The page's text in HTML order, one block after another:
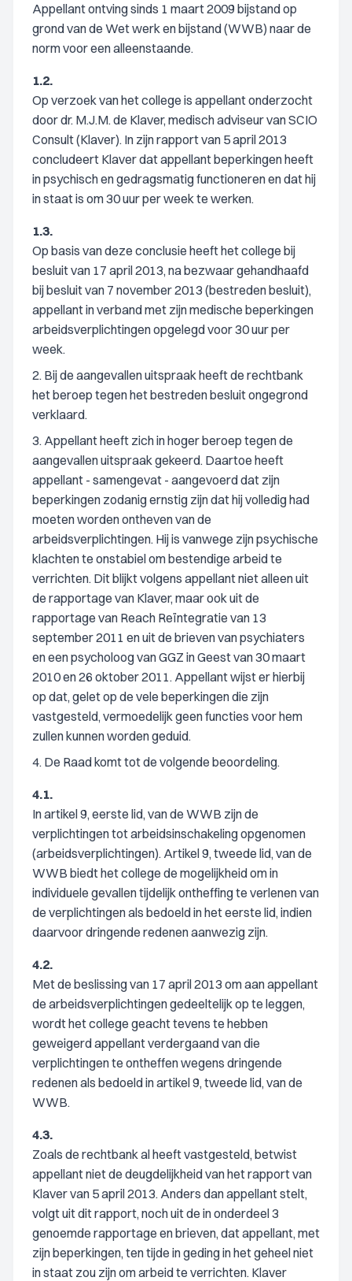
Appellant ontving sinds 1 maart 2009 bijstand op
grond van de Wet werk en bijstand (WWB) naar de
norm voor een alleenstaande.
1.2.
Op verzoek van het college is appellant onderzocht
door dr. M.J.M. de Klaver, medisch adviseur van SCIO
Consult (Klaver). In zijn rapport van 5 april 2013
concludeert Klaver dat appellant beperkingen heeft
in psychisch en gedragsmatig functioneren en dat hij
in staat is om 30 uur per week te werken.
1.3.
Op basis van deze conclusie heeft het college bij
besluit van 17 april 2013, na bezwaar gehandhaafd
bij besluit van 7 november 2013 (bestreden besluit),
appellant in verband met zijn medische beperkingen
arbeidsverplichtingen opgelegd voor 30 uur per
week.
2. Bij de aangevallen uitspraak heeft de rechtbank
het beroep tegen het bestreden besluit ongegrond
verklaard.
3. Appellant heeft zich in hoger beroep tegen de
aangevallen uitspraak gekeerd. Daartoe heeft
appellant - samengevat - aangevoerd dat zijn
beperkingen zodanig ernstig zijn dat hij volledig had
moeten worden ontheven van de
arbeidsverplichtingen. Hij is vanwege zijn psychische
klachten te onstabiel om bestendige arbeid te
verrichten. Dit blijkt volgens appellant niet alleen uit
de rapportage van Klaver, maar ook uit de
rapportage van Reach Reïntegratie van 13
september 2011 en uit de brieven van psychiaters
en een psycholoog van GGZ in Geest van 30 maart
2010 en 26 oktober 2011. Appellant wijst er hierbij
op dat, gelet op de vele beperkingen die zijn
vastgesteld, vermoedelijk geen functies voor hem
zullen kunnen worden geduid.
4. De Raad komt tot de volgende beoordeling.
4.1.
In artikel 9, eerste lid, van de WWB zijn de
verplichtingen tot arbeidsinschakeling opgenomen
(arbeidsverplichtingen). Artikel 9, tweede lid, van de
WWB biedt het college de mogelijkheid om in
individuele gevallen tijdelijk ontheffing te verlenen van
de verplichtingen als bedoeld in het eerste lid, indien
daarvoor dringende redenen aanwezig zijn.
4.2.
Met de beslissing van 17 april 2013 om aan appellant
de arbeidsverplichtingen gedeeltelijk op te leggen,
wordt het college geacht tevens te hebben
geweigerd appellant verdergaand van die
verplichtingen te ontheffen wegens dringende
redenen als bedoeld in artikel 9, tweede lid, van de
WWB.
4.3.
Zoals de rechtbank al heeft vastgesteld, betwist
appellant niet de deugdelijkheid van het rapport van
Klaver van 5 april 2013. Anders dan appellant stelt,
volgt uit dit rapport, noch uit de in onderdeel 3
genoemde rapportage en brieven, dat appellant, met
zijn beperkingen, ten tijde in geding in het geheel niet
in staat zou zijn om arbeid te verrichten. Klaver